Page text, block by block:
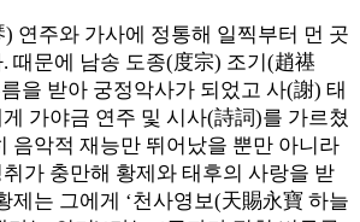
연주와 가사에 정통해 일찍부터 먼 곳
때문에 남송 도종(度宗) 조기(趙禥
을 받아 궁정악사가 되었고 사(謝) 태
가야금 연주 및 시사(詩詞)를 가르쳤
음악적 재능만 뛰어났을 뿐만 아니라
가 충만해 황제와 태후의 사랑을 받
제는 그에게 ‘천사영보(天賜永寶 하늘